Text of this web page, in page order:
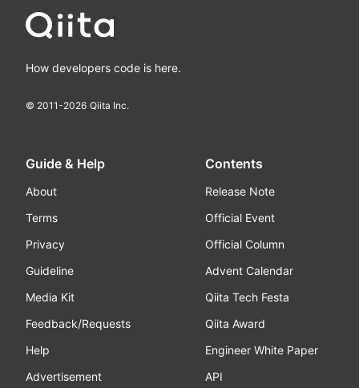
How developers code is here.
© 2011-2026 Qiita Inc.
Guide & Help
About
Terms
Privacy
Guideline
Media Kit
Feedback/Requests
Help
Advertisement
Contents
Release Note
Official Event
Official Column
Advent Calendar
Qiita Tech Festa
Qiita Award
Engineer White Paper
API